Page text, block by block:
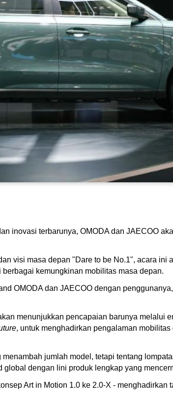
inovasi terbarunya, OMODA dan JAECOO
visi masa depan "Dare to be No.1", acara ini
kemungkinan mobilitas masa depan.
OMODA dan JAECOO dengan
menunjukkan pencapaian barunya melalui
, untuk menghadirkan pengalaman
jumlah model, tetapi tentang
dengan lini produk lengkap yang
Art in Motion 1.0 ke 2.0-X -